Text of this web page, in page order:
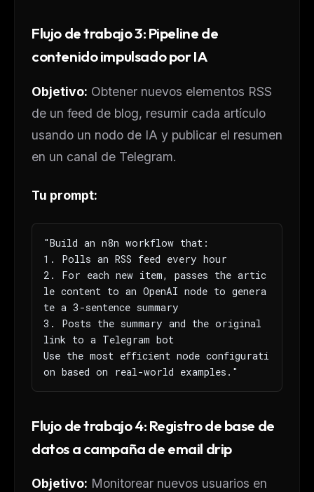
Flujo de trabajo 3: Pipeline de
contenido impulsado por IA
Objetivo: Obtener nuevos elementos RSS
de un feed de blog, resumir cada artículo
usando un nodo de IA y publicar el resumen
en un canal de Telegram.
Tu prompt:
"Build an n8n workflow that:
1. Polls an RSS feed every hour
2. For each new item, passes the artic
le content to an OpenAI node to genera
te a 3-sentence summary
3. Posts the summary and the original
link to a Telegram bot
Use the most efficient node configurati
on based on real-world examples."
Flujo de trabajo 4: Registro de base de
datos a campaña de email drip
Objetivo: Monitorear nuevos usuarios en